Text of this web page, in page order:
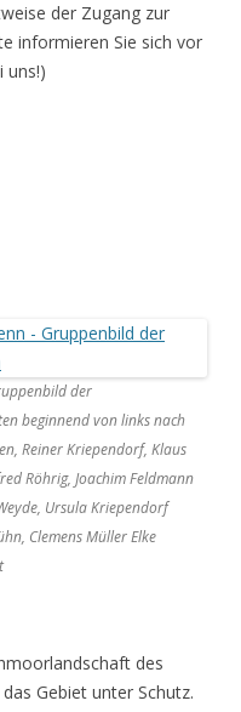
der Zugang zur
informieren Sie sich vor
uns!)
der
beginnend von links nach
Reiner Kriependorf, Klaus
Röhrig, Joachim Feldmann
Ursula Kriependorf
Clemens Müller Elke
des
Gebiet unter Schutz.